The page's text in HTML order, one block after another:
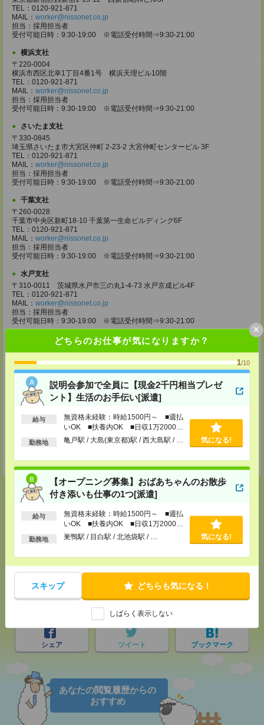
どちらのお仕事が気になりますか？
1/10
説明会参加で全員に【現金2千円相当プレゼ
ント】生活のお手伝い[派遣]
給与
無資格未経験：時給1500円～ ■週払
いOK ■扶養内OK ■日収1万2000円
以上
勤務地 亀戸駅 / 大島(東京都)駅 / 西大島駅 / … 気になる!
【オープニング募集】おばあちゃんのお散歩
付き添いも仕事の1つ[派遣]
給与
無資格未経験：時給1500円～ ■週払
いOK ■扶養内OK ■日収1万2000円
以上
勤務地 巣鴨駅 / 目白駅 / 北池袋駅 / … 気になる!
スキップ どちらも気になる！
しばらく表示しない
×
TEL：0120-921-871
MAIL： worker@nissonet.co.jp
担当：採用担当者
受付可能日時：9:30-19:00 ※電話受付時間⇒9:30-21:00
横浜支社
〒220-0004
横浜市西区北幸1丁目4番1号 横浜天理ビル10階
TEL：0120-921-871
MAIL： worker@nissonet.co.jp
担当：採用担当者
受付可能日時：9:30-19:00 ※電話受付時間⇒9:30-21:00
さいたま支社
〒330-0845
埼玉県さいたま市大宮区仲町 2-23-2 大宮仲町センタービル 3F
TEL：0120-921-871
MAIL： worker@nissonet.co.jp
担当：採用担当者
受付可能日時：9:30-19:00 ※電話受付時間⇒9:30-21:00
千葉支社
〒260-0028
千葉市中央区新町18-10 千葉第一生命ビルディング6F
TEL：0120-921-871
MAIL： worker@nissonet.co.jp
担当：採用担当者
受付可能日時：9:30-19:00 ※電話受付時間⇒9:30-21:00
水戸支社
〒310-0011 茨城県水戸市三の丸1-4-73 水戸京成ビル4F
TEL：0120-921-871
MAIL： worker@nissonet.co.jp
担当：採用担当者
受付可能日時：9:30-19:00 ※電話受付時間⇒9:30-21:00
〒320-0811 栃木県宇都宮市大通り1-2-11 フコク生命ビル4F
TEL：0120-921-871
MAIL：worker@nissonet.co.jp
担当：採用担当者
受付可能日時：9:30-19:00 ※電話受付時間⇒9:30-21:00
高崎支社
埼玉県さいたま市大宮区仲町2-23-2 大宮仲町センタービル3F（さいたま
支社内）
MAIL：worker@nissonet.co.jp
受付可能日時：9:30-19:00 ※電話受付時間⇒9:30-21:00
応募ページへ
気になる！
シェア ツイート ブックマーク
あなたの閲覧履歴からの
おすすめ